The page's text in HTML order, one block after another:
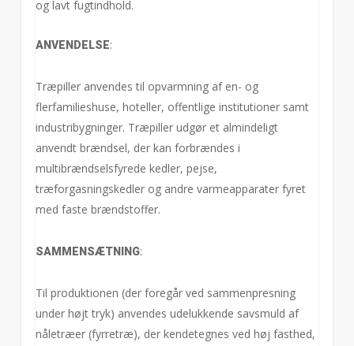
og lavt fugtindhold.
ANVENDELSE:
Træpiller anvendes til opvarmning af en- og
flerfamilieshuse, hoteller, offentlige institutioner samt
industribygninger. Træpiller udgør et almindeligt
anvendt brændsel, der kan forbrændes i
multibrændselsfyrede kedler, pejse,
træforgasningskedler og andre varmeapparater fyret
med faste brændstoffer.
SAMMENSÆTNING:
Til produktionen (der foregår ved sammenpresning
under højt tryk) anvendes udelukkende savsmuld af
nåletræer (fyrretræ), der kendetegnes ved høj fasthed,